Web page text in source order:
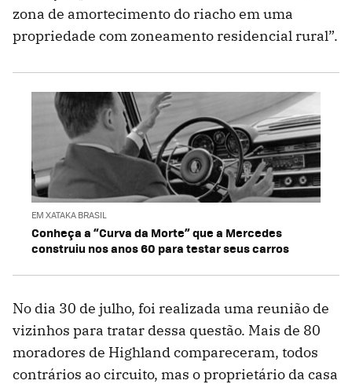
zona de amortecimento do riacho em uma
propriedade com zoneamento residencial rural”.
EM XATAKA BRASIL
Conheça a “Curva da Morte” que a Mercedes
construiu nos anos 60 para testar seus carros
No dia 30 de julho, foi realizada uma reunião de
vizinhos para tratar dessa questão. Mais de 80
moradores de Highland compareceram, todos
contrários ao circuito, mas o proprietário da casa